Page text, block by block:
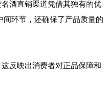
酒直销渠道凭借其独有的优
环节，还确保了产品质量的
反映出消费者对正品保障和